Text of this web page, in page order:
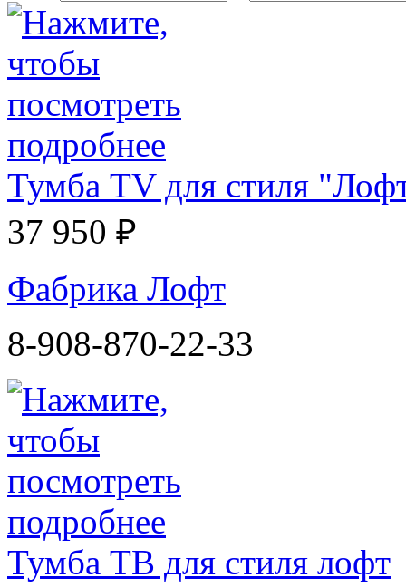
Тумба TV для стиля
37 950 ₽
Фабрика Лофт
8-908-870-22-33
Тумба ТВ для стиля лофт